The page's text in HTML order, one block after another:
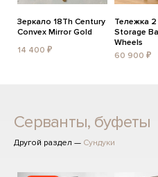
Зеркало 18Th Century
Convex Mirror Gold
14 400 ₽
Тележка 2
Storage
Wheels
60 900 ₽
Серванты, буфеты
Другой раздел — Сундуки